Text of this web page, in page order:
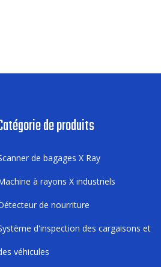
de produits
de bagages X Ray
à rayons X industriels
de nourriture
d'inspection des cargaisons et
véhicules